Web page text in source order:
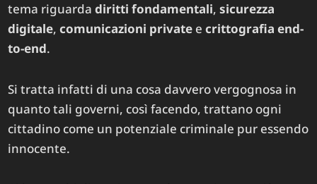
tema riguardadiritti fondamentali,sicurezza
digitale,comunicazioni private ecrittografia end-
to-end.
Si tratta infatti di una cosa davvero vergognosa in
quanto tali governi, così facendo, trattano ogni
cittadino come un potenziale criminale pur essendo
innocente.